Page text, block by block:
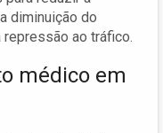
diminuição do
ao tráfico.
médico em